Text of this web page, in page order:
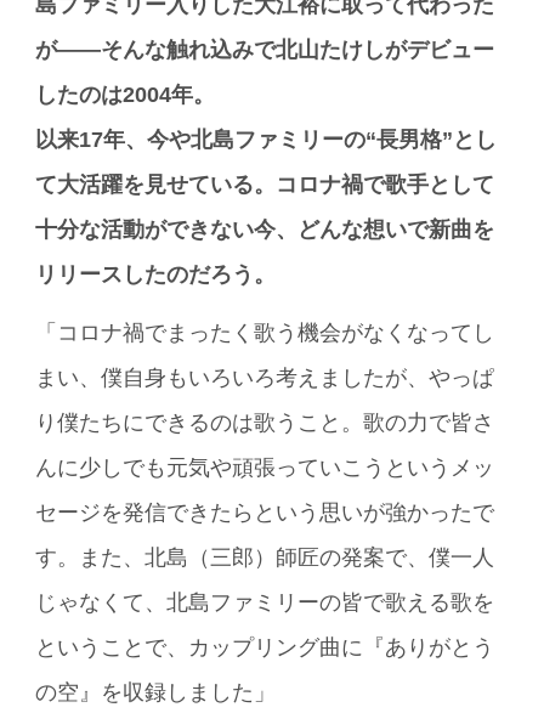
が――そんな触れ込みで北山たけしがデビュー
したのは2004年。
以来17年、今や北島ファミリーの“長男格”とし
て大活躍を見せている。コロナ禍で歌手として
十分な活動ができない今、どんな想いで新曲を
リリースしたのだろう。
「コロナ禍でまったく歌う機会がなくなってし
まい、僕自身もいろいろ考えましたが、やっぱ
り僕たちにできるのは歌うこと。歌の力で皆さ
んに少しでも元気や頑張っていこうというメッ
セージを発信できたらという思いが強かったで
す。また、北島（三郎）師匠の発案で、僕一人
じゃなくて、北島ファミリーの皆で歌える歌を
ということで、カップリング曲に『ありがとう
の空』を収録しました」